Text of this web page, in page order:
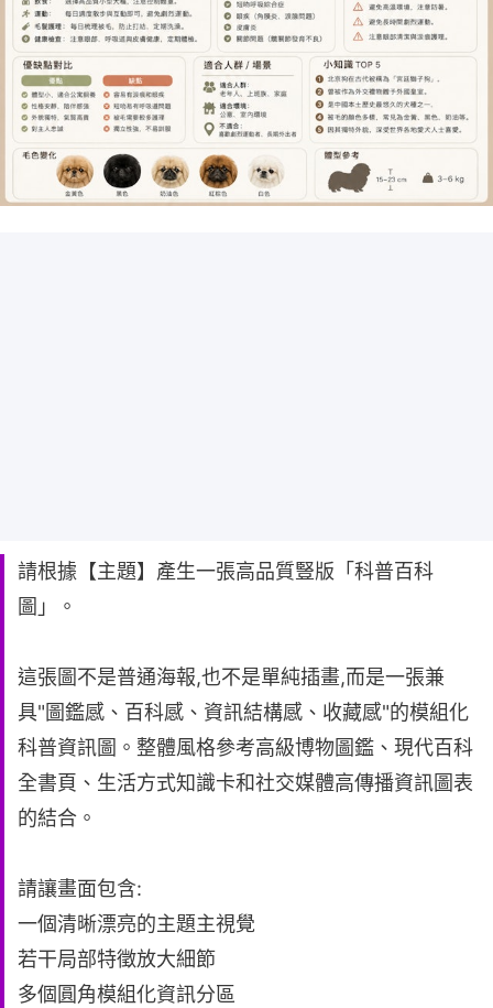
請根據【主題】產生一張高品質豎版「科普百科
圖」。
這張圖不是普通海報,也不是單純插畫,而是一張兼
具"圖鑑感、百科感、資訊結構感、收藏感"的模組化
科普資訊圖。整體風格參考高級博物圖鑑、現代百科
全書頁、生活方式知識卡和社交媒體高傳播資訊圖表
的結合。
請讓畫面包含:
一個清晰漂亮的主題主視覺
若干局部特徵放大細節
多個圓角模組化資訊分區